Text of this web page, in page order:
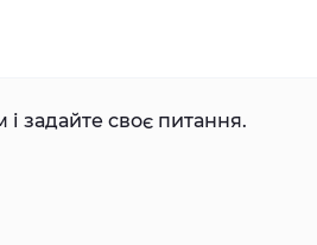
задайте своє питання.